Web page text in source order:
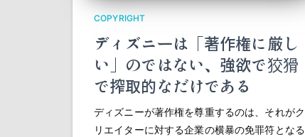
COPYRIGHT
ディズニーは「著作権に厳し
い」のではない、強欲で狡猾
で搾取的なだけである
ディズニーが著作権を尊重するのは、それがク
リエイターに対する企業の横暴の免罪符となる